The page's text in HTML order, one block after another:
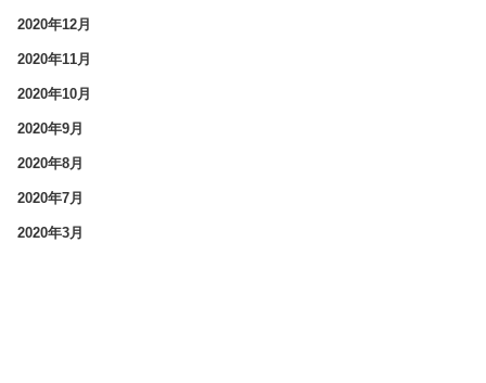
2020年12月
2020年11月
2020年10月
2020年9月
2020年8月
2020年7月
2020年3月